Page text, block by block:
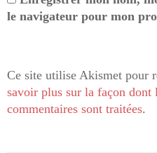
le navigateur pour mon
Ce site utilise Akismet pour
savoir plus sur la façon dont
commentaires sont traitées.